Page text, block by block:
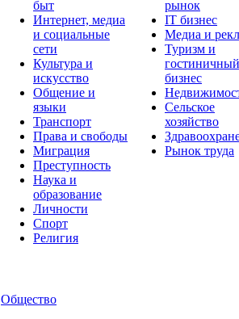
быт
Интернет, медиа
и социальные
сети
Культура и
искусство
Общение и
языки
Транспорт
Права и свободы
Миграция
Преступность
Наука и
образование
Личности
Спорт
Религия
рынок
IT бизнес
Медиа и
Туризм и
гостиничный
бизнес
Сельское
хозяйство
Рынок труда
Общество